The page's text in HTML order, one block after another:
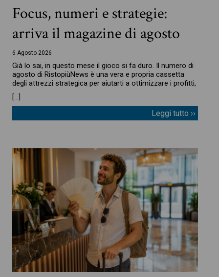
Focus, numeri e strategie:
arriva il magazine di agosto
6 Agosto 2026
Già lo sai, in questo mese il gioco si fa duro. Il numero di
agosto di RistopiùNews è una vera e propria cassetta
degli attrezzi strategica per aiutarti a ottimizzare i profitti,
[…]
Leggi tutto ››